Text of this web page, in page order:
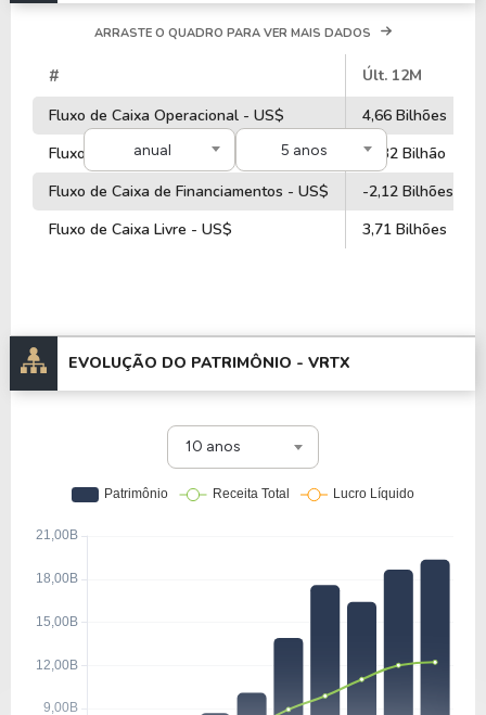
anual 5 anos
ARRASTE O QUADRO PARA VER MAIS DADOS
#
Últ. 12M
Fluxo de Caixa Operacional - US$
4,66 Bilhões
Fluxo de Caixa de Investimentos - US$
-1,32 Bilhão
Fluxo de Caixa de Financiamentos - US$
-2,12 Bilhões
Fluxo de Caixa Livre - US$
3,71 Bilhões
EVOLUÇÃO DO PATRIMÔNIO - VRTX
10 anos